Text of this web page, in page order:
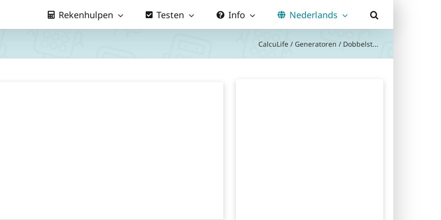
Rekenhulpen Testen Info Nederlands
CalcuLife / Generatoren / Dobbelst...